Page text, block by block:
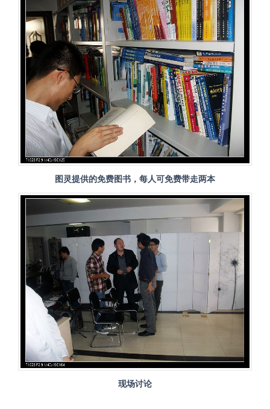
图灵提供的免费图书，每人可免费带走两本
现场讨论